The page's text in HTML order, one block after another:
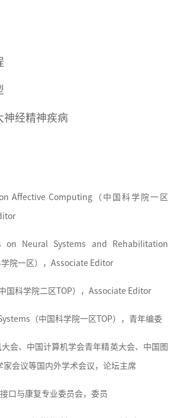
神经精神疾病
on Affective Computing（中国科学院一区
on Neural Systems and Rehabilitation
院一区），Associate Editor
国科学院二区TOP），Associate Editor
（中国科学院一区TOP），青年编委
大会、中国计算机学会青年精英大会、中国图
家会议等国内外学术会议，论坛主席
口与康复专业委员会，委员